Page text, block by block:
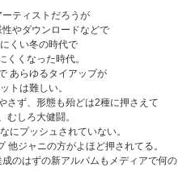
ティストだろうが
やダウンロードなどで
くい冬の時代で
くくなった時代。
あらゆるタイアップが
トは難しい。
さず、形態も殆どは2種に押さえて
むしろ大健闘。
にプッシュされていない。
他ジャニの方がよほど押されてる。
のはずの新アルバムもメディアで何の